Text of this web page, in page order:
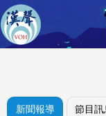
新聞報導 節目訊